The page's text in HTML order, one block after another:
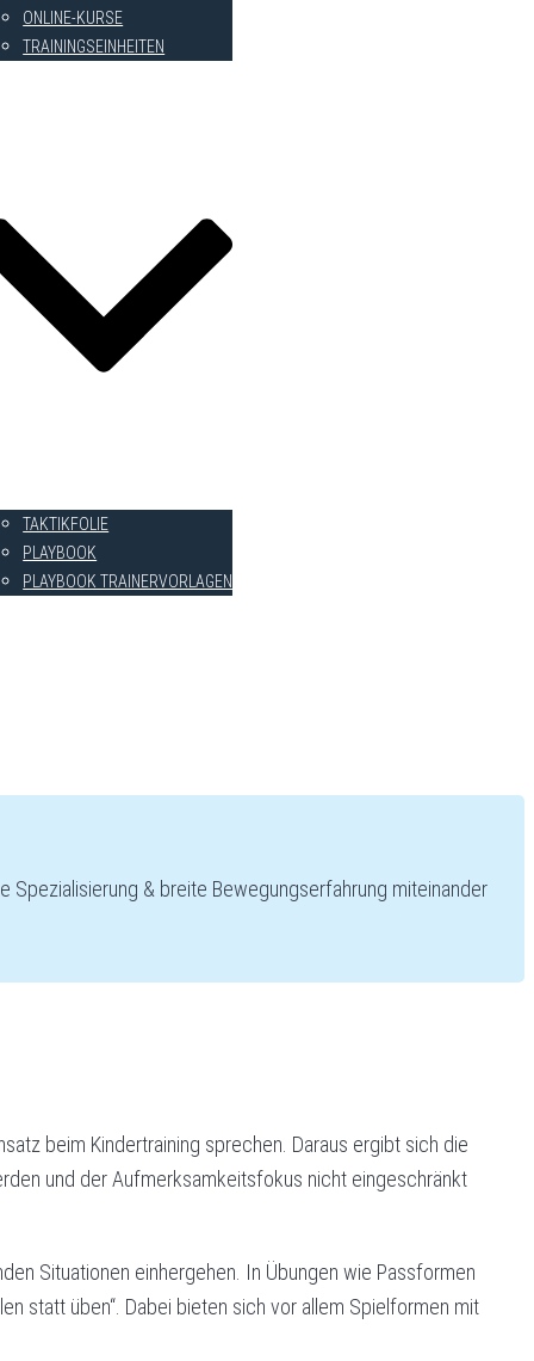
ONLINE-KURSE
TRAININGSEINHEITEN
TAKTIKFOLIE
PLAYBOOK
PLAYBOOK TRAINERVORLAGEN
& breite Bewegungserfahrung miteinander
beim Kindertraining sprechen. Daraus ergibt sich die
und der Aufmerksamkeitsfokus nicht eingeschränkt
Situationen einhergehen. In Übungen wie Passformen
statt üben“. Dabei bieten sich vor allem Spielformen mit